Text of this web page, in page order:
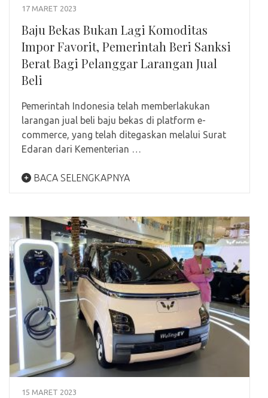
17 MARET 2023
Baju Bekas Bukan Lagi Komoditas
Impor Favorit, Pemerintah Beri Sanksi
Berat Bagi Pelanggar Larangan Jual
Beli
Pemerintah Indonesia telah memberlakukan
larangan jual beli baju bekas di platform e-
commerce, yang telah ditegaskan melalui Surat
Edaran dari Kementerian …
BACA SELENGKAPNYA
15 MARET 2023